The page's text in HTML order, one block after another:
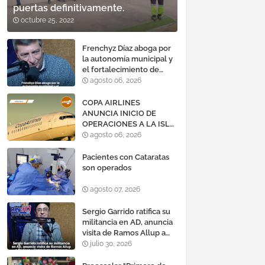
puertas definitivamente.
octubre 25, 2022
Frenchyz Díaz aboga por
la autonomía municipal y
el fortalecimiento de
servicios públicos
agosto 06, 2026
COPA AIRLINES
ANUNCIA INICIO DE
OPERACIONES A LA ISLA
DE MARGARITA,
agosto 06, 2026
Pacientes con Cataratas
son operados
agosto 07, 2026
Sergio Garrido ratifica su
militancia en AD, anuncia
visita de Ramos Allup a
Barinas y llama a
julio 30, 2026